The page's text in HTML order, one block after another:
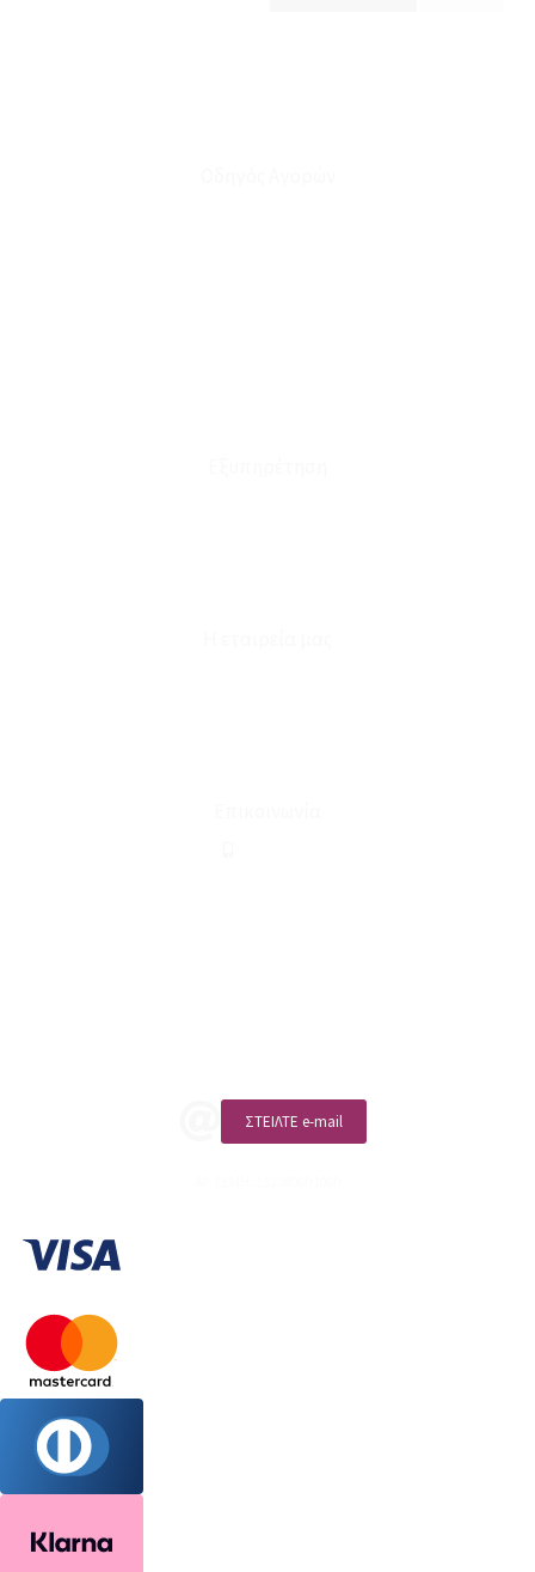
ΣΤΕΙΛΤΕ e-mail